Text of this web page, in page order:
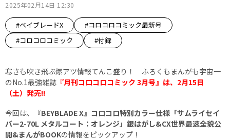
2025年02月14日 12:30
#ベイブレードX
#コロコロコミック最新号
#コロコロコミック
#付録
寒さも吹き飛ぶ爆アツ情報てんこ盛り！ ふろくもまんがも宇宙一
のNo.1最強雑誌 『月刊コロコロコミック 3月号』は、2月15日
（土）発売!!
今回は、
『BEYBLADE X』コロコロ特別カラー仕様「サムライセイ
バー2-70L メタルコート：オレンジ」銀はがし&CX世界最速全貌公
開&まんがBOOKの情報をピックアップ！